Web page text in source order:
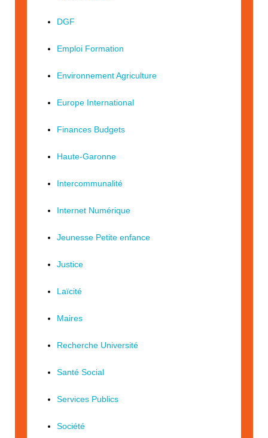
DGF
Emploi Formation
Environnement Agriculture
Europe International
Finances Budgets
Haute-Garonne
Intercommunalité
Internet Numérique
Jeunesse Petite enfance
Justice
Laïcité
Maires
Recherche Université
Santé Social
Services Publics
Société